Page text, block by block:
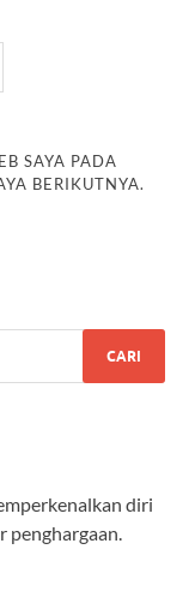
SAYA PADA
BERIKUTNYA.
diri
penghargaan.